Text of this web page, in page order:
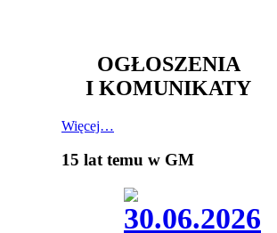
OGŁOSZENIA
I KOMUNIKATY
Więcej…
15 lat temu w GM